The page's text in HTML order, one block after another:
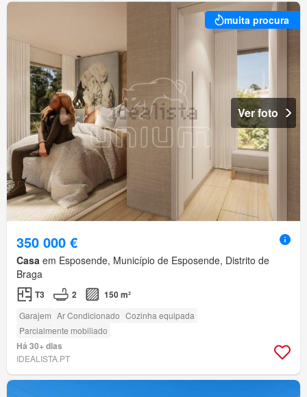
muita procura
Ver foto
350 000 €
Casa em Esposende, Município de Esposende, Distrito de
Braga
T3 2 150 m²
Garajem Ar Condicionado Cozinha equipada
Parcialmente mobiliado
Há 30+ dias
IDEALISTA.PT